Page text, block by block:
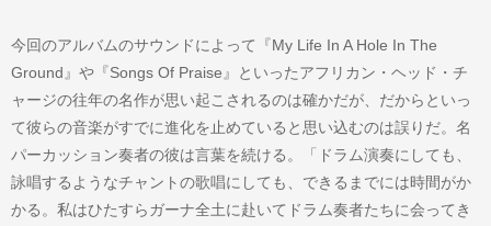
今回のアルバムのサウンドによって『My Life In A Hole In The
Ground』や『Songs Of Praise』といったアフリカン・ヘッド・チ
ャージの往年の名作が思い起こされるのは確かだが、だからといっ
て彼らの音楽がすでに進化を止めていると思い込むのは誤りだ。名
パーカッション奏者の彼は言葉を続ける。「ドラム演奏にしても、
詠唱するようなチャントの歌唱にしても、できるまでには時間がか
かる。私はひたすらガーナ全土に赴いてドラム奏者たちに会ってき